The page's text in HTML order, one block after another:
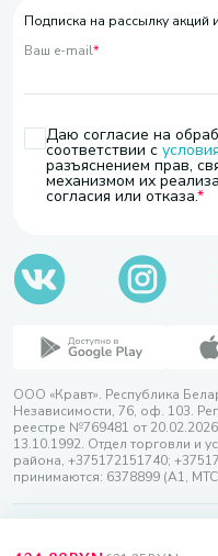
Подписка на рассылку акций
Ваш e-mail*
Даю согласие на
соответствии с
разъяснением прав,
механизмом их
согласия или отказа.
ООО «Кравт». Республика
Независимости, 76, оф. 103.
реестре №769481 от
13.10.1992. Отдел торговли и
района, +375172151740;
принимаются: 6378899 (А1,
Разработка сайта — SLAM